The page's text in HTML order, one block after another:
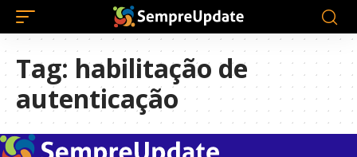
Tag: habilitação de
autenticação